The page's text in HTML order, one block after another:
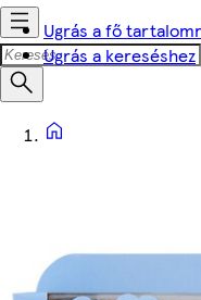
Ugrás a fő
Ugrás a kereséshez